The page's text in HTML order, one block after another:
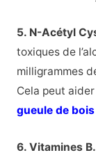
5. N-Acétyl
toxiques de
milligrammes
Cela peut aider
gueule de bois
6. Vitamines B.